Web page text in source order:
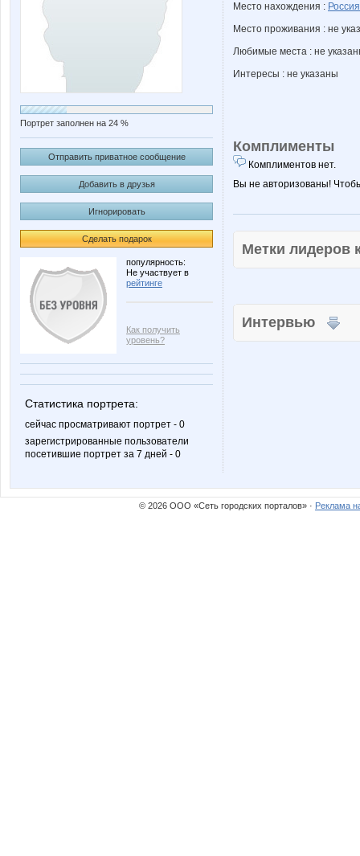
Портрет заполнен на 24 %
Отправить приватное сообщение
Добавить в друзья
Игнорировать
Сделать подарок
популярность:
Не участвует в
рейтинге
Как получить
уровень?
Статистика портрета:
сейчас просматривают портрет - 0
зарегистрированные пользователи
посетившие портрет за 7 дней - 0
Место нахождения : Россия
Место проживания : не
Любимые места : не
Интересы : не указаны
Комплименты
Комплиментов нет.
Вы не авторизованы!
Метки
Интервью
© 2026 ООО «Сеть городских порталов» · Реклама